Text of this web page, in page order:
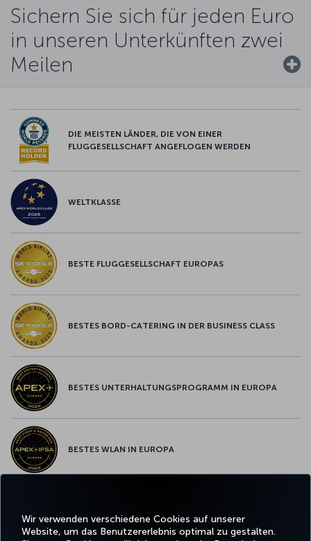
Wir verwenden verschiedene Cookies auf unserer
Website, um das Benutzererlebnis optimal zu gestalten.
Sichern Sie sich für jeden Euro
in unseren Unterkünften zwei
Meilen
DIE MEISTEN LÄNDER, DIE VON EINER
FLUGGESELLSCHAFT ANGEFLOGEN WERDEN
WELTKLASSE
BESTE FLUGGESELLSCHAFT EUROPAS
BESTES BORD-CATERING IN DER BUSINESS CLASS
BESTES UNTERHALTUNGSPROGRAMM IN EUROPA
BESTES WLAN IN EUROPA
Facebook
TwitterInstagram
YouTubeLinkedIn
TikTokBlog